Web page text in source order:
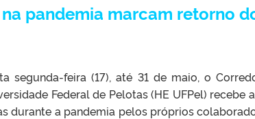
pandemia marcam retorno
segunda-feira (17), até 31 de maio, o
Federal de Pelotas (HE UFPel)
durante a pandemia pelos próprios